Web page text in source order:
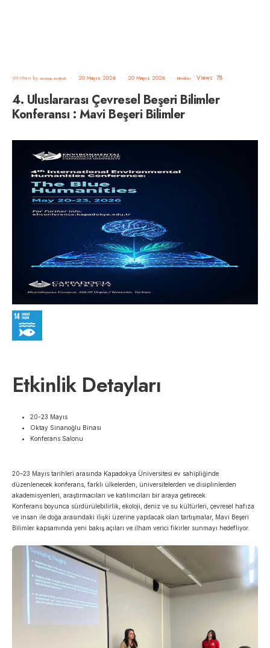
Written by zeynep zeybek • 20 Mayıs 2026 • 20 Mayıs 2026 • Etkinlikler • Views: 78
4. Uluslararası Çevresel Beşeri Bilimler
Konferansı : Mavi Beşeri Bilimler
Etkinlik Detayları
20-23 Mayıs
Oktay Sinanoğlu Binası
Konferans Salonu
20–23 Mayıs tarihleri arasında Kapadokya Üniversitesi ev sahipliğinde
düzenlenecek konferans, farklı ülkelerden, üniversitelerden ve disiplinlerden
akademisyenleri, araştırmacıları ve katılımcıları bir araya getirecek.
Konferans boyunca sürdürülebilirlik, ekoloji, deniz ve su kültürleri, çevresel hafıza
ve insan ile doğa arasındaki ilişki üzerine yapılacak olan tartışmalar, Mavi Beşeri
Bilimler kapsamında yeni bakış açıları ve ilham verici fikirler sunmayı hedefliyor.